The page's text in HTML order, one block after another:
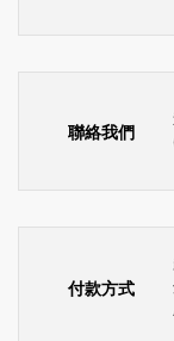
聯絡我們
付款方式